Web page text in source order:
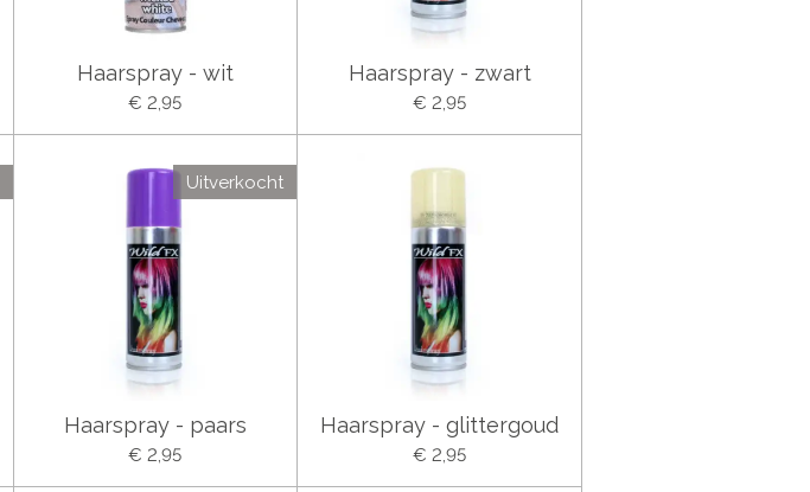
Haarspray - wit
€ 2,95
Haarspray - zwart
€ 2,95
Uitverkocht
Haarspray - paars
€ 2,95
Haarspray - glittergoud
€ 2,95